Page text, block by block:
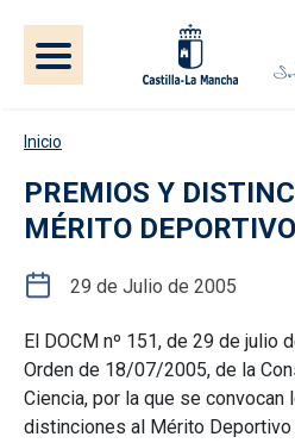
Inicio
PREMIOS Y
MÉRITO
29 de Julio de 2005
El DOCM nº 151, de 29 de julio
Orden de 18/07/2005, de la
Ciencia, por la que se convocan
distinciones al Mérito Deportivo